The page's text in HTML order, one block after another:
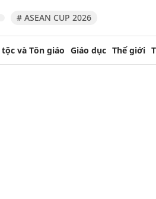
# ASEAN CUP 2026
tộc và Tôn giáo Giáo dục Thế giới